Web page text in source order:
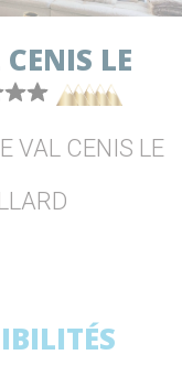
LE
VAL CENIS LE